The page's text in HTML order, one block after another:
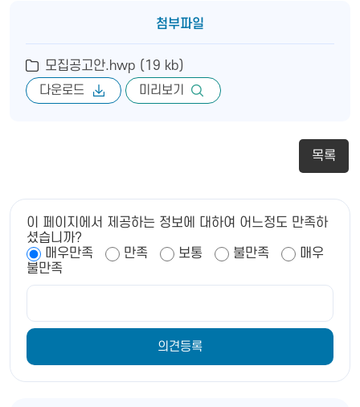
첨부파일
모집공고안.hwp (19 kb)
다운로드
미리보기
목록
이 페이지에서 제공하는 정보에 대하여 어느정도 만족하
셨습니까?
매우만족
만족 보통 불만족
매우
불만족